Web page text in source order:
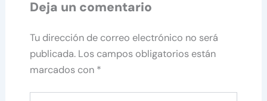
Deja un comentario
Tu dirección de correo electrónico no será
publicada. Los campos obligatorios están
marcados con *